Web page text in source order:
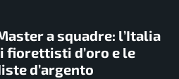
a squadre: l’Italia
fiorettisti d’oro e le
d’argento